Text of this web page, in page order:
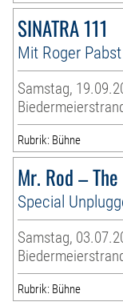
SINATRA 111
Mit Roger
Samstag,
Rubrik: Bühne
Mr. Rod –
Special
Samstag,
Rubrik: Bühne